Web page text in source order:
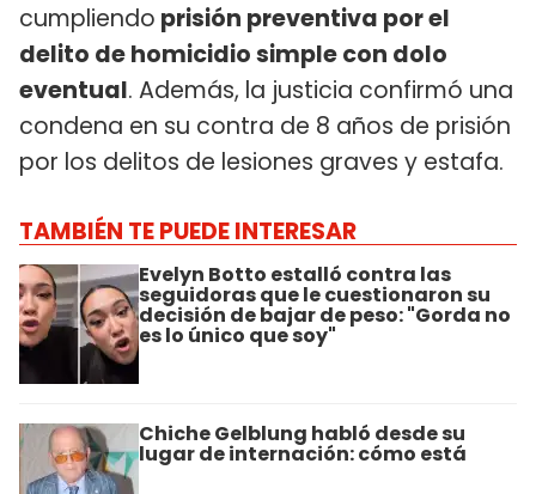
cumpliendo prisión preventiva por el
delito de homicidio simple con dolo
eventual. Además, la justicia confirmó una
condena en su contra de 8 años de prisión
por los delitos de lesiones graves y estafa.
TAMBIÉN TE PUEDE INTERESAR
Evelyn Botto estalló contra las
seguidoras que le cuestionaron su
decisión de bajar de peso: "Gorda no
es lo único que soy"
Chiche Gelblung habló desde su
lugar de internación: cómo está